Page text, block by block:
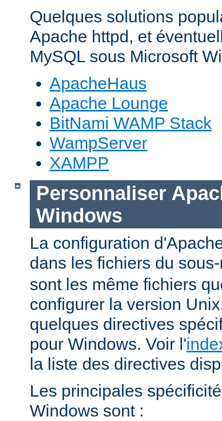
Quelques solutions
Apache httpd, et
MySQL sous Microsoft
ApacheHaus
Apache Lounge
BitNami WAMP Stack
WampServer
XAMPP
Personnaliser
Windows
La configuration
dans les fichiers du
sont les même fichiers
configurer la version
quelques directives
pour Windows. Voir l'
la liste des directives
Les principales
Windows sont :